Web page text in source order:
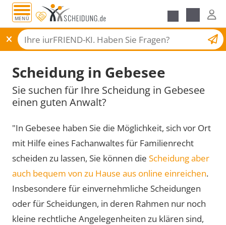
MENÜ
Scheidungsantrag
Scheidung in Gebesee
Sie suchen für Ihre Scheidung in Gebesee
einen guten Anwalt?
"In Gebesee haben Sie die Möglichkeit, sich vor Ort
mit Hilfe eines Fachanwaltes für Familienrecht
scheiden zu lassen, Sie können die Scheidung aber
auch bequem von zu Hause aus online einreichen.
Insbesondere für einvernehmliche Scheidungen
oder für Scheidungen, in deren Rahmen nur noch
kleine rechtliche Angelegenheiten zu klären sind,